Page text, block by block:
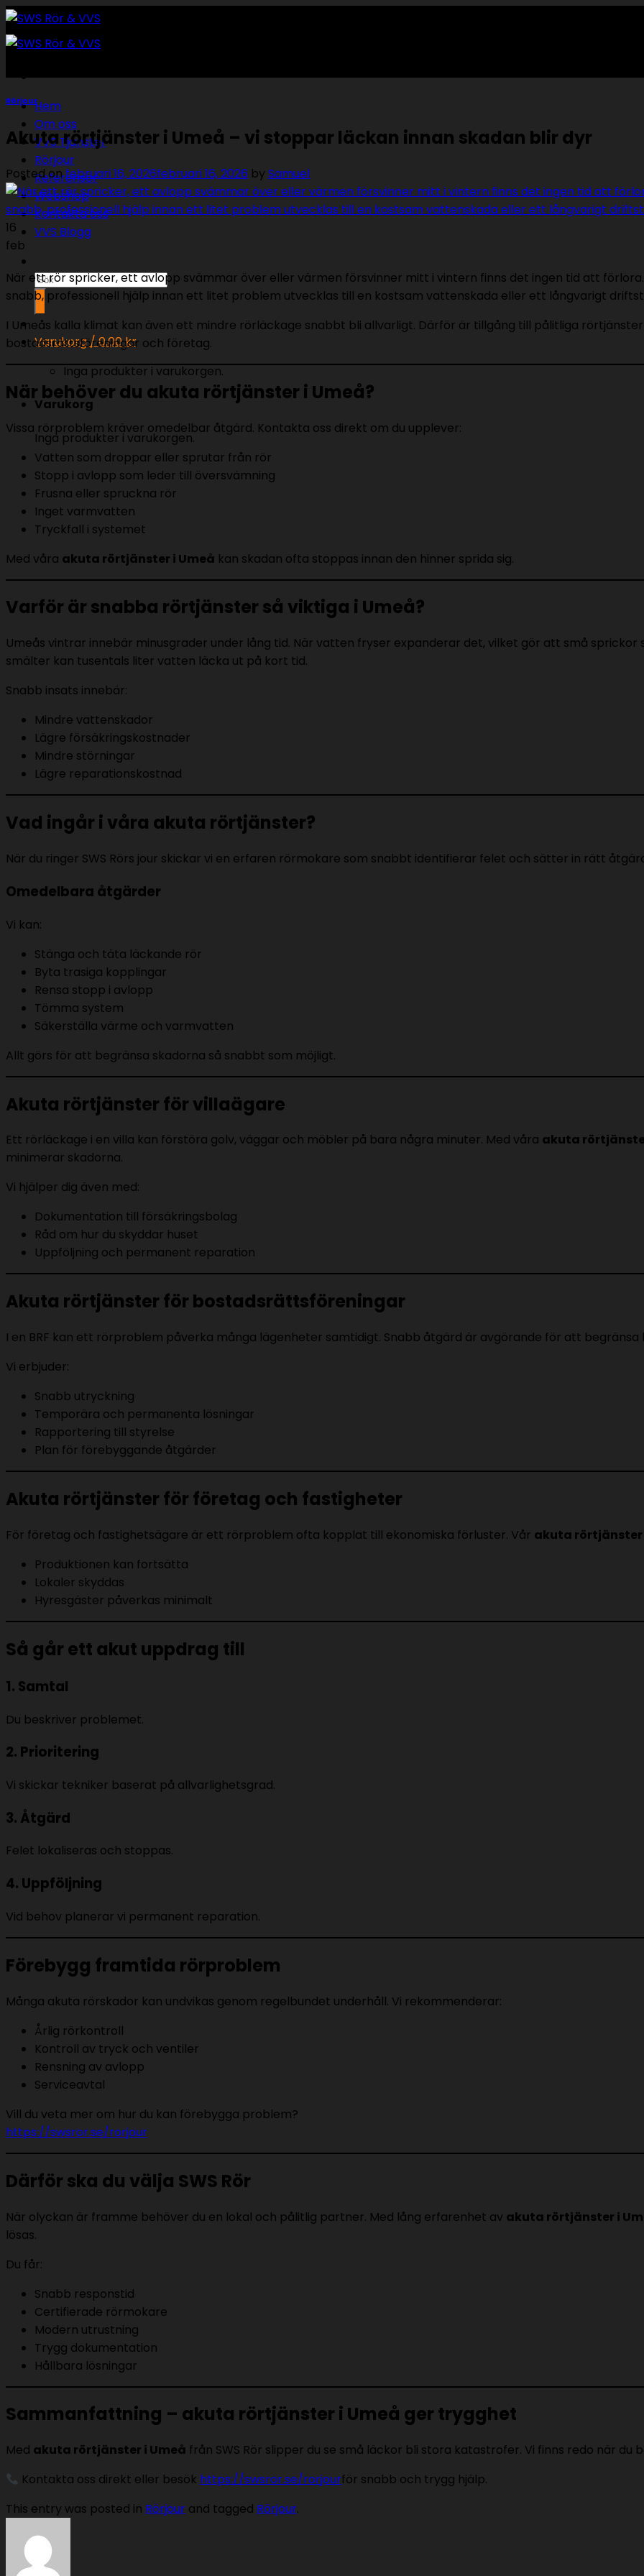
Skip
to
content
Hem
Om oss
VVS Tjänster
Rörjour
Referenser
Webshop
Kontakta oss
VVS Blogg
Sök
efter:
Varukorg /0.00kr
Inga produkter i varukorgen.
Varukorg
Inga produkter i varukorgen.
Rörjour
Akuta rörtjänster i Umeå – vi stoppar läckan innan skadan blir dyr
Posted onfebruari 16, 2026februari 16, 2026 by Samuel
16
feb
När ett rör spricker, ett avlopp svämmar över eller värmen försvinner mitt i vintern finns det ingen tid att
snabb, professionell hjälp innan ett litet problem utvecklas till en kostsam vattenskada eller ett långvarigt
I Umeås kalla klimat kan även ett mindre rörläckage snabbt bli allvarligt. Därför är tillgång till pålitliga
bostadsrättsföreningar och företag.
När behöver du akuta rörtjänster i Umeå?
Vissa rörproblem kräver omedelbar åtgärd. Kontakta oss direkt om du upplever:
Vatten som droppar eller sprutar från rör
Stopp i avlopp som leder till översvämning
Frusna eller spruckna rör
Inget varmvatten
Tryckfall i systemet
Med våra akuta rörtjänster i Umeå kan skadan ofta stoppas innan den hinner sprida sig.
Varför är snabba rörtjänster så viktiga i Umeå?
Umeås vintrar innebär minusgrader under lång tid. När vatten fryser expanderar det, vilket gör att små
smälter kan tusentals liter vatten läcka ut på kort tid.
Snabb insats innebär:
Mindre vattenskador
Lägre försäkringskostnader
Mindre störningar
Lägre reparationskostnad
Vad ingår i våra akuta rörtjänster?
När du ringer SWS Rörs jour skickar vi en erfaren rörmokare som snabbt identifierar felet och sätter in rätt
Omedelbara åtgärder
Vi kan:
Stänga och täta läckande rör
Byta trasiga kopplingar
Rensa stopp i avlopp
Tömma system
Säkerställa värme och varmvatten
Allt görs för att begränsa skadorna så snabbt som möjligt.
Akuta rörtjänster för villaägare
Ett rörläckage i en villa kan förstöra golv, väggar och möbler på bara några minuter. Med våra akuta
minimerar skadorna.
Vi hjälper dig även med:
Dokumentation till försäkringsbolag
Råd om hur du skyddar huset
Uppföljning och permanent reparation
Akuta rörtjänster för bostadsrättsföreningar
I en BRF kan ett rörproblem påverka många lägenheter samtidigt. Snabb åtgärd är avgörande för att begränsa
Vi erbjuder:
Snabb utryckning
Temporära och permanenta lösningar
Rapportering till styrelse
Plan för förebyggande åtgärder
Akuta rörtjänster för företag och fastigheter
För företag och fastighetsägare är ett rörproblem ofta kopplat till ekonomiska förluster. Vår akuta rörtjänster
Produktionen kan fortsätta
Lokaler skyddas
Hyresgäster påverkas minimalt
Så går ett akut uppdrag till
1. Samtal
Du beskriver problemet.
2. Prioritering
Vi skickar tekniker baserat på allvarlighetsgrad.
3. Åtgärd
Felet lokaliseras och stoppas.
4. Uppföljning
Vid behov planerar vi permanent reparation.
Förebygg framtida rörproblem
Många akuta rörskador kan undvikas genom regelbundet underhåll. Vi rekommenderar:
Årlig rörkontroll
Kontroll av tryck och ventiler
Rensning av avlopp
Serviceavtal
Vill du veta mer om hur du kan förebygga problem?
https://swsror.se/rorjour
Därför ska du välja SWS Rör
När olyckan är framme behöver du en lokal och pålitlig partner. Med lång erfarenhet av akuta rörtjänster i
lösas.
Du får:
Snabb responstid
Certifierade rörmokare
Modern utrustning
Trygg dokumentation
Hållbara lösningar
Sammanfattning – akuta rörtjänster i Umeå ger trygghet
Med akuta rörtjänster i Umeå från SWS Rör slipper du se små läckor bli stora katastrofer. Vi finns redo när du
Kontakta oss direkt eller besök https://swsror.se/rorjourför snabb och trygg hjälp.
This entry was posted in Rörjour and tagged Rörjour.